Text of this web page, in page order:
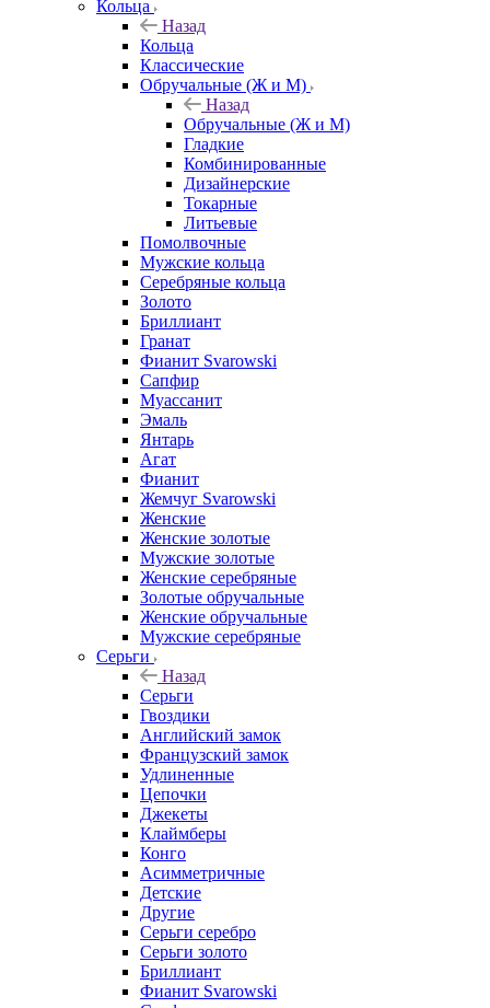
Кольца
Назад
Кольца
Классические
Обручальные (Ж и М)
Назад
Обручальные (Ж и М)
Гладкие
Комбинированные
Дизайнерские
Токарные
Литьевые
Помолвочные
Мужские кольца
Серебряные кольца
Золото
Бриллиант
Гранат
Фианит Svarowski
Сапфир
Муассанит
Эмаль
Янтарь
Агат
Фианит
Жемчуг Svarowski
Женские
Женские золотые
Мужские золотые
Женские серебряные
Золотые обручальные
Женские обручальные
Мужские серебряные
Серьги
Назад
Серьги
Гвоздики
Английский замок
Французский замок
Удлиненные
Цепочки
Джекеты
Клаймберы
Конго
Асимметричные
Детские
Другие
Серьги серебро
Серьги золото
Бриллиант
Фианит Svarowski